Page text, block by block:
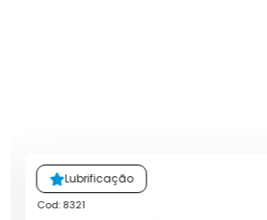
Lubrificação
Cod: 8321